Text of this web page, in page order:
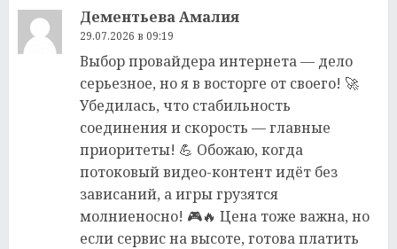
Дементьева Амалия
29.07.2026 в 09:19
Выбор провайдера интернета — дело
серьезное, но я в восторге от своего! 🚀
Убедилась, что стабильность
соединения и скорость — главные
приоритеты! 💪 Обожаю, когда
потоковый видео-контент идёт без
зависаний, а игры грузятся
молниеносно! 🎮🔥 Цена тоже важна, но
если сервис на высоте, готова платить